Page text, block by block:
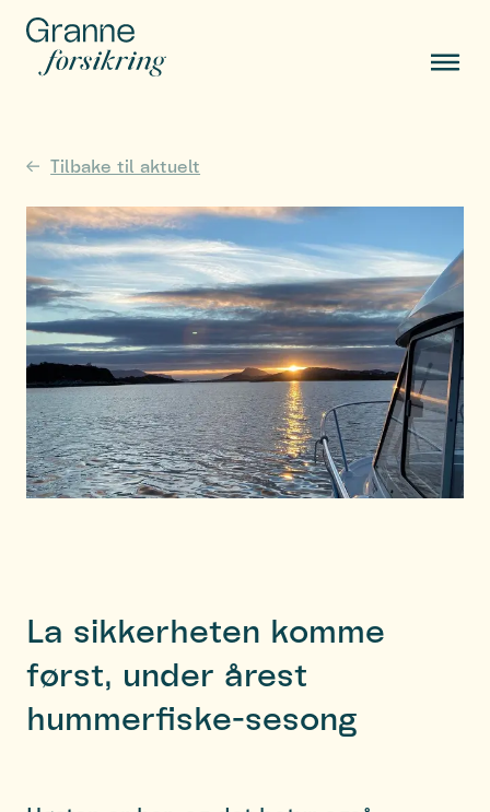
Tilbake til aktuelt
La sikkerheten komme
først, under årest
hummerfiske-sesong